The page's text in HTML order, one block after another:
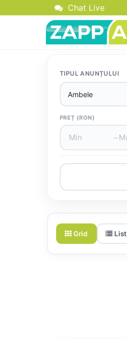
Chat Live
TIPUL ANUNȚULUI
PREȚ (RON)
–
Grid List